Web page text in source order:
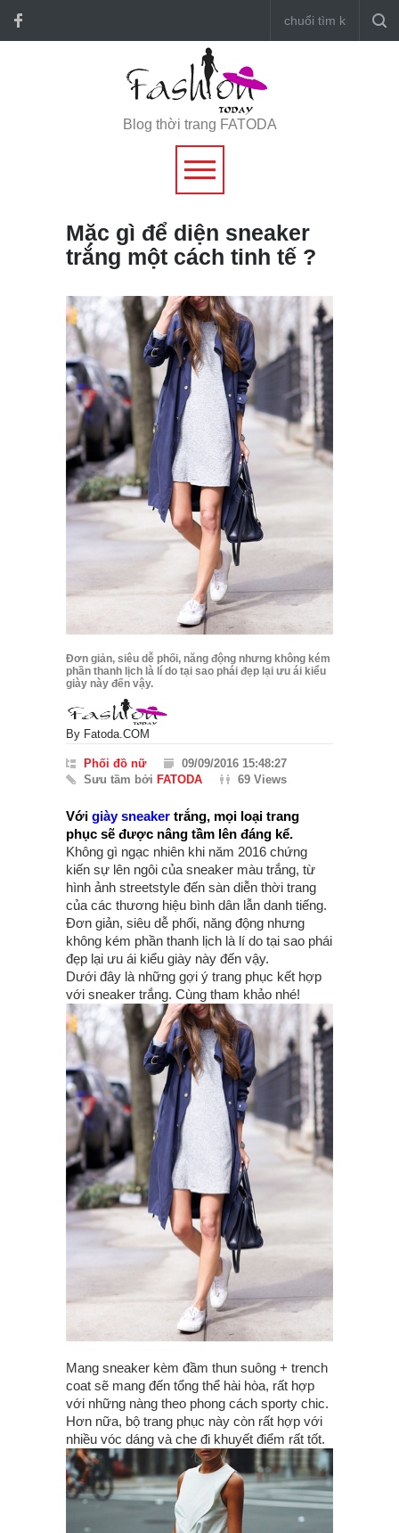
Blog thời trang FATODA
Mặc gì để diện sneaker
trắng một cách tinh tế ?
Đơn giản, siêu dễ phối, năng động nhưng không kém
phần thanh lịch là lí do tại sao phái đẹp lại ưu ái kiểu
giày này đến vậy.
By Fatoda.COM
Phối đồ nữ
09/09/2016 15:48:27
Sưu tầm bởi FATODA 69 Views
Với giày sneaker trắng, mọi loại trang
phục sẽ được nâng tầm lên đáng kể.
Không gì ngạc nhiên khi năm 2016 chứng
kiến sự lên ngôi của sneaker màu trắng, từ
hình ảnh streetstyle đến sàn diễn thời trang
của các thương hiệu bình dân lẫn danh tiếng.
Đơn giản, siêu dễ phối, năng động nhưng
không kém phần thanh lịch là lí do tại sao phái
đẹp lại ưu ái kiểu giày này đến vậy.
Dưới đây là những gợi ý trang phục kết hợp
với sneaker trắng. Cùng tham khảo nhé!
Mang sneaker kèm đầm thun suông + trench
coat sẽ mang đến tổng thể hài hòa, rất hợp
với những nàng theo phong cách sporty chic.
Hơn nữa, bộ trang phục này còn rất hợp với
nhiều vóc dáng và che đi khuyết điểm rất tốt.